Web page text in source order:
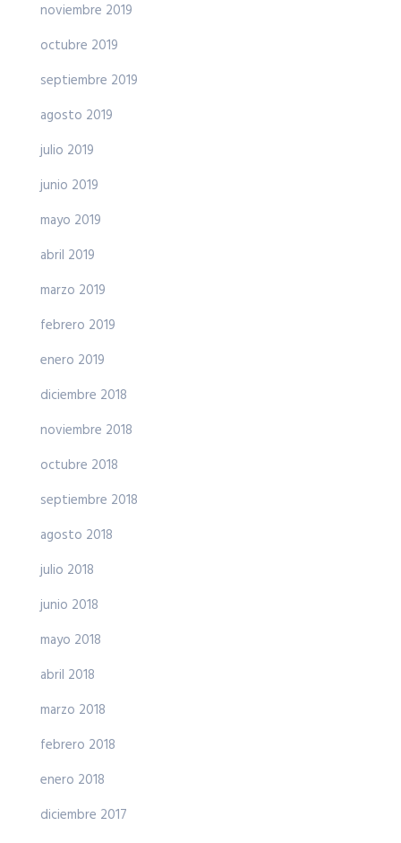
noviembre 2019
octubre 2019
septiembre 2019
agosto 2019
julio 2019
junio 2019
mayo 2019
abril 2019
marzo 2019
febrero 2019
enero 2019
diciembre 2018
noviembre 2018
octubre 2018
septiembre 2018
agosto 2018
julio 2018
junio 2018
mayo 2018
abril 2018
marzo 2018
febrero 2018
enero 2018
diciembre 2017